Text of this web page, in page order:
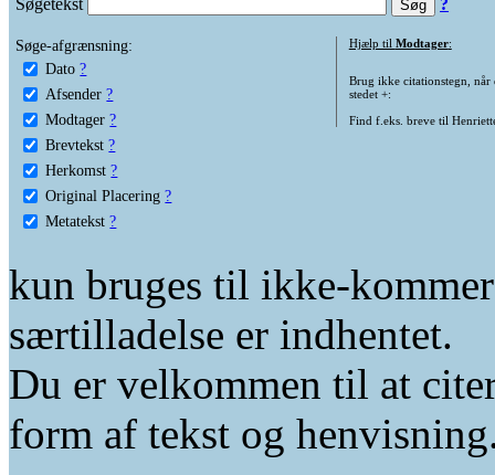
Søgetekst ?
Søge-afgrænsning:
Dato ?
Afsender ?
Modtager ?
Brevtekst ?
Herkomst ?
Original Placering ?
Metatekst ?
Hjælp til Modtager:
Brug ikke citationstegn, når
stedet +:
Find f.eks. breve til
kun bruges til ikke-
særtilladelse er indhentet.
Du er velkommen til at
form af tekst og